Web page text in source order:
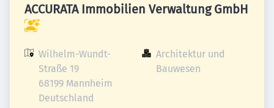
ACCURATA Immobilien Verwaltung GmbH
Wilhelm-Wundt-
Straße 19
68199 Mannheim
Deutschland
Architektur und
Bauwesen